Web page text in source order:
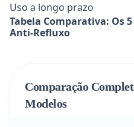
Uso a longo prazo
Tabela Comparativa: Os
Anti-Refluxo
Comparação
Modelos